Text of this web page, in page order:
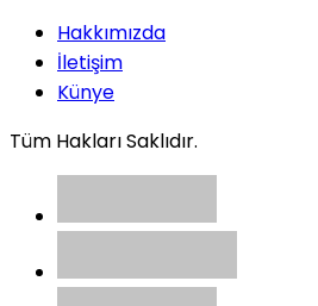
Hakkımızda
İletişim
Künye
Tüm Hakları Saklıdır.